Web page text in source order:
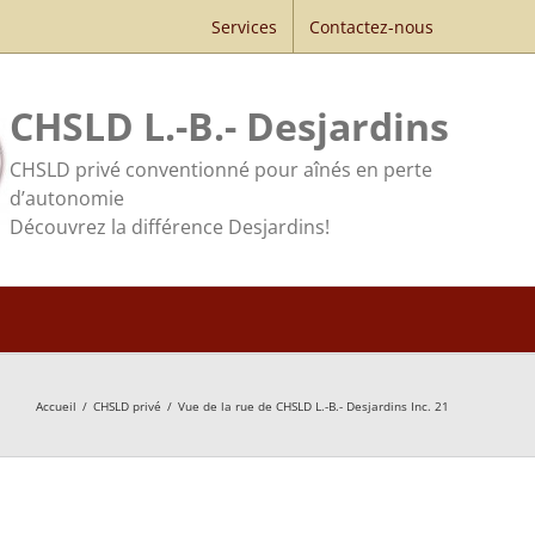
Services Contactez-nous
CHSLD L.-B.- Desjardins
CHSLD privé conventionné pour aînés en perte
d’autonomie
Découvrez la différence Desjardins!
Accueil / CHSLD privé / Vue de la rue de CHSLD L.-B.- Desjardins Inc. 21